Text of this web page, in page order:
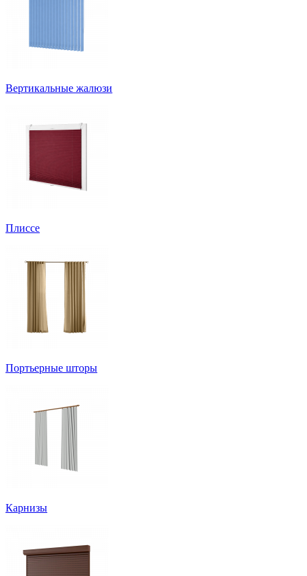
Вертикальные жалюзи
Плиссе
Портьерные шторы
Карнизы